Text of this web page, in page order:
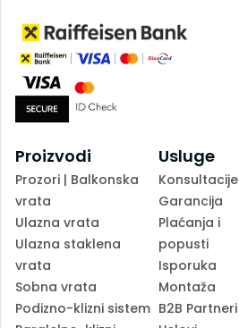
Proizvodi
Prozori | Balkonska
vrata
Ulazna vrata
Ulazna staklena
vrata
Sobna vrata
Podizno-klizni sistem
Usluge
Konsultacije
Garancija
Plaćanja i
popusti
Isporuka
Montaža
B2B Partneri